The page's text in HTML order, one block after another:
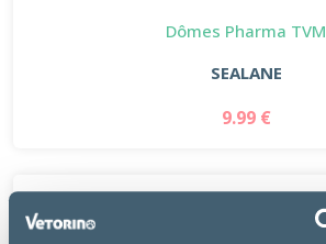
Dômes Pharma TVM
SEALANE
9.99 €